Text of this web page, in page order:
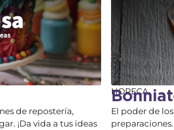
de repostería,
¡Da vida a tus ideas
HORECA
El poder de